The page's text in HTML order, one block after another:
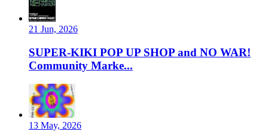
21 Jun, 2026
SUPER-KIKI POP UP SHOP and NO WAR!
Community Marke...
13 May, 2026